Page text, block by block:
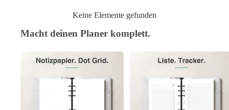
Keine Elemente gefunden
Macht deinen Planer komplett.